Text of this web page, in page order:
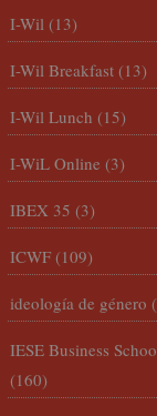
I-Wil (13)
I-Wil Breakfast (13)
I-Wil Lunch (15)
I-WiL Online (3)
IBEX 35 (3)
ICWF (109)
ideología de género
IESE Business
(160)